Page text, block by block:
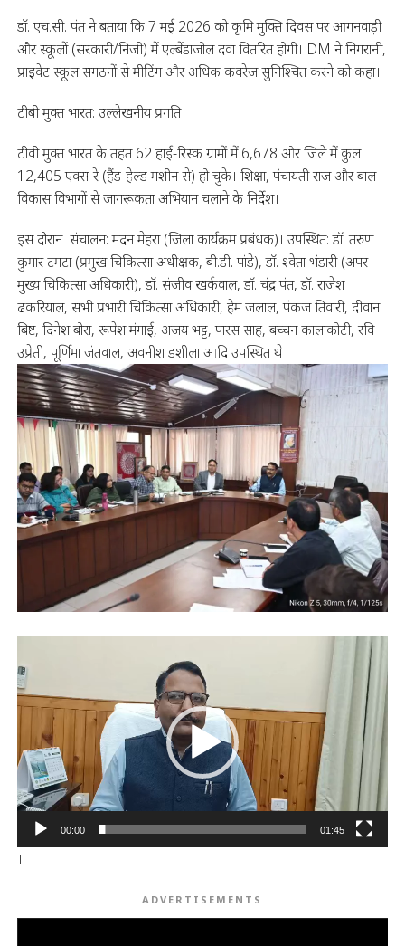
डॉ. एच.सी. पंत ने बताया कि 7 मई 2026 को कृमि मुक्ति दिवस पर आंगनवाड़ी
और स्कूलों (सरकारी/निजी) में एल्बेंडाजोल दवा वितरित होगी। DM ने निगरानी,
प्राइवेट स्कूल संगठनों से मीटिंग और अधिक कवरेज सुनिश्चित करने को कहा।
टीबी मुक्त भारत: उल्लेखनीय प्रगति
टीवी मुक्त भारत के तहत 62 हाई-रिस्क ग्रामों में 6,678 और जिले में कुल
12,405 एक्स-रे (हैंड-हेल्ड मशीन से) हो चुके। शिक्षा, पंचायती राज और बाल
विकास विभागों से जागरूकता अभियान चलाने के निर्देश।
इस दौरान संचालन: मदन मेहरा (जिला कार्यक्रम प्रबंधक)। उपस्थित: डॉ. तरुण
कुमार टमटा (प्रमुख चिकित्सा अधीक्षक, बी.डी. पांडे), डॉ. श्वेता भंडारी (अपर
मुख्य चिकित्सा अधिकारी), डॉ. संजीव खर्कवाल, डॉ. चंद्र पंत, डॉ. राजेश
ढकरियाल, सभी प्रभारी चिकित्सा अधिकारी, हेम जलाल, पंकज तिवारी, दीवान
बिष्ट, दिनेश बोरा, रूपेश मंगाई, अजय भट्ट, पारस साह, बच्चन कालाकोटी, रवि
उप्रेती, पूर्णिमा जंतवाल, अवनीश डशीला आदि उपस्थित थे
Player
00:00 01:45
।
ADVERTISEMENTS